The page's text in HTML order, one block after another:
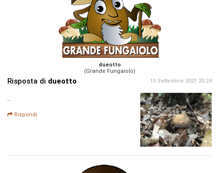
dueotto
(Grande Fungaiolo)
Risposta di dueotto 15 Settembre 2021 20:24
..
Rispondi